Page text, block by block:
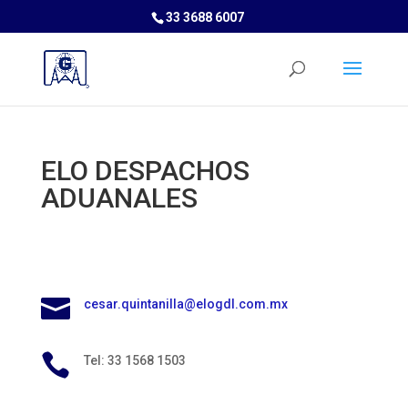
33 3688 6007
ELO DESPACHOS
ADUANALES
 cesar.quintanilla@elogdl.com.mx
 Tel: 33 1568 1503